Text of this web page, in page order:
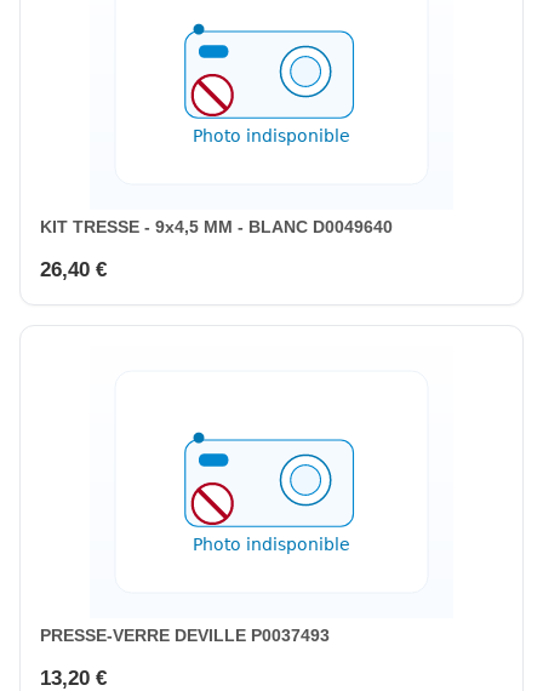
KIT TRESSE - 9x4,5 MM - BLANC D0049640
26,40 €
PRESSE-VERRE DEVILLE P0037493
13,20 €